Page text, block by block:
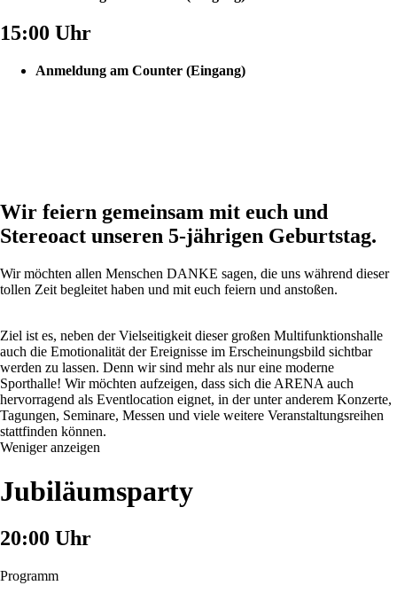
15:00 Uhr
Anmeldung am Counter (Eingang)
Wir feiern gemeinsam mit euch und
Stereoact unseren 5-jährigen Geburtstag.
Wir möchten allen Menschen DANKE sagen, die uns während dieser
tollen Zeit begleitet haben und mit euch feiern und anstoßen.
Ziel ist es, neben der Vielseitigkeit dieser großen Multifunktionshalle
auch die Emotionalität der Ereignisse im Erscheinungsbild sichtbar
werden zu lassen. Denn wir sind mehr als nur eine moderne
Sporthalle! Wir möchten aufzeigen, dass sich die ARENA auch
hervorragend als Eventlocation eignet, in der unter anderem Konzerte,
Tagungen, Seminare, Messen und viele weitere Veranstaltungsreihen
stattfinden können.
Weniger anzeigen
Jubiläumsparty
20:00 Uhr
Programm